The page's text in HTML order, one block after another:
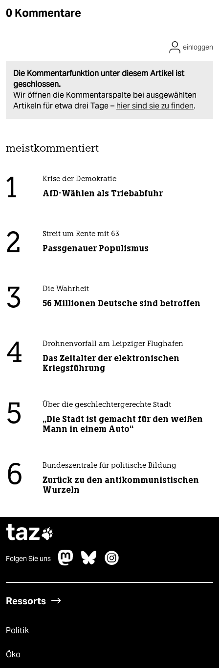
0 Kommentare
Die Kommentarfunktion unter diesem Artikel ist
geschlossen.
Wir öffnen die Kommentarspalte bei ausgewählten
Artikeln für etwa drei Tage – hier sind sie zu finden.
einloggen
meistkommentiert
1 Krise der Demokratie
AfD-Wählen als Triebabfuhr
2 Streit um Rente mit 63
Passgenauer Populismus
3 Die Wahrheit
56 Millionen Deutsche sind betroffen
4 Drohnenvorfall am Leipziger Flughafen
Das Zeitalter der elektronischen
Kriegsführung
5 Über die geschlechtergerechte Stadt
„Die Stadt ist gemacht für den weißen
Mann in einem Auto“
6 Bundeszentrale für politische Bildung
Zurück zu den antikommunistischen
Wurzeln
taz
Folgen Sie uns
Ressorts
Politik
Öko